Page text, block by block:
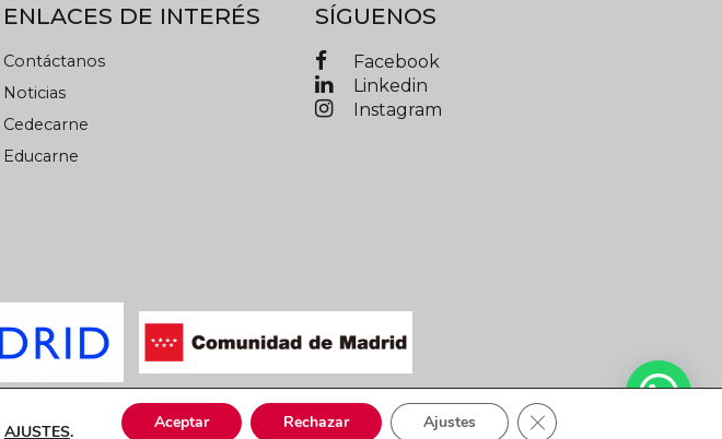
ENLACES DE INTERÉS
Contáctanos
Noticias
Cedecarne
Educarne
SÍGUENOS
Facebook
Linkedin
Instagram
CARNIMAD © 2019 Todos los derechos reservados
AJUSTES. Aceptar Rechazar Ajustes Cerrar el banner de